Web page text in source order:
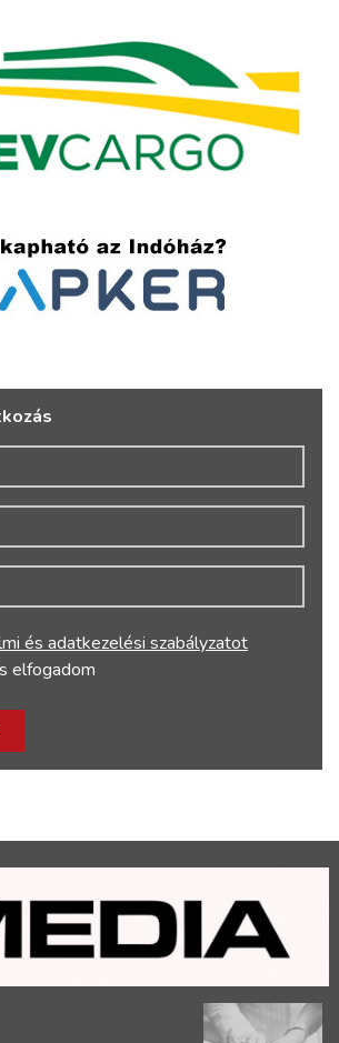
és adatkezelési szabályzatot
elfogadom